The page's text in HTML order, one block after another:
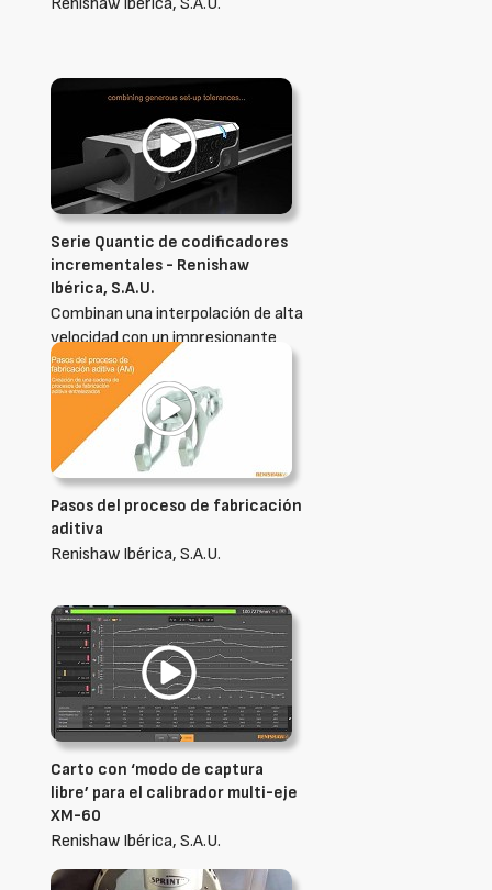
Serie Quantic de codificadores
incrementales - Renishaw
Ibérica, S.A.U.
Combinan una interpolación de alta
velocidad con un impresionante
rendimiento de metrología
Pasos del proceso de fabricación
aditiva
Renishaw Ibérica, S.A.U.
Carto con ‘modo de captura
libre’ para el calibrador multi-eje
XM-60
Renishaw Ibérica, S.A.U.